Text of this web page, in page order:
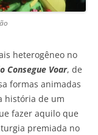
heterogêneo no
Consegue Voar, de
formas animadas
história de um
fazer aquilo que
premiada no